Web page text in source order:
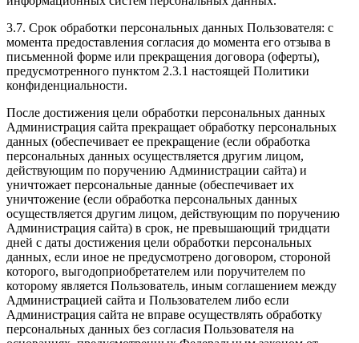
3.7. Срок обработки персональных данных Пользователя: с
момента предоставления согласия до момента его отзыва в
письменной форме или прекращения договора (оферты),
предусмотренного пунктом 2.3.1 настоящей Политики
конфиденциальности.
После достижения цели обработки персональных данных
Администрация сайта прекращает обработку персональных
данных (обеспечивает ее прекращение (если обработка
персональных данных осуществляется другим лицом,
действующим по поручению Администрации сайта) и
уничтожает персональные данные (обеспечивает их
уничтожение (если обработка персональных данных
осуществляется другим лицом, действующим по поручению
Администрация сайта) в срок, не превышающий тридцати
дней с даты достижения цели обработки персональных
данных, если иное не предусмотрено договором, стороной
которого, выгодоприобретателем или поручителем по
которому является Пользователь, иным соглашением между
Администрацией сайта и Пользователем либо если
Администрация сайта не вправе осуществлять обработку
персональных данных без согласия Пользователя на